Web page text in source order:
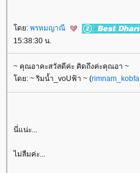
ดย: พรหมญาณี
15:38:30 น.
~ คุณอาคะสวัสดีค่ะ คิดถึงค่ะคุณอา ~
ดย: ~ ริมน้ำ_voUฟ้า ~ (rimnam_kobfa
นี่แน่ะ...
ไม่ลืมค่ะ...